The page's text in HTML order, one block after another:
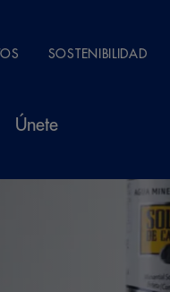
SOSTENIBILIDAD
Únete